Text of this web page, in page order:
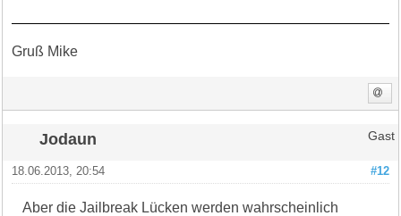
Gruß Mike
Jodaun Gast
#12
18.06.2013, 20:54
Aber die Jailbreak Lücken werden wahrscheinlich